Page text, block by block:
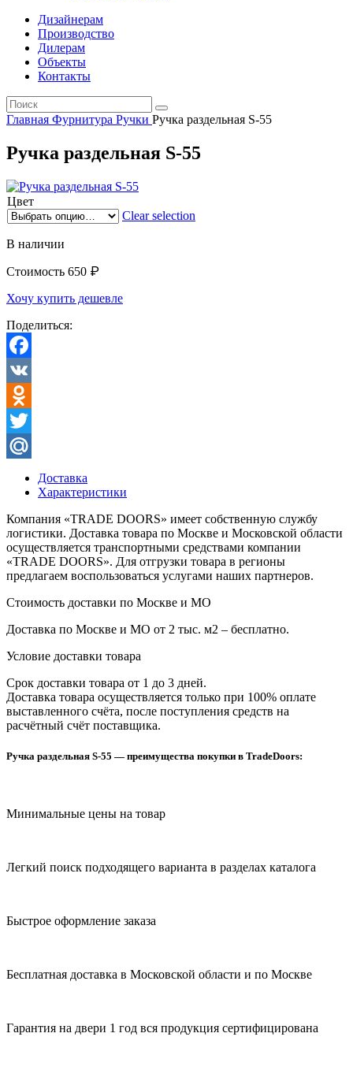
Дизайнерам
Производство
Дилерам
Объекты
Контакты
Главная Фурнитура Ручки Ручка раздельная S-55
Ручка раздельная S-55
Цвет
Clear selection
В наличии
Стоимость 650 ₽
Хочу купить дешевле
Поделиться:
Facebook
VK
Odnoklassniki
Twitter
Mail.Ru
Доставка
Характеристики
Компания «TRADE DOORS» имеет собственную службу
логистики. Доставка товара по Москве и Московской области
осуществляется транспортными средствами компании
«TRADE DOORS». Для отгрузки товара в регионы
предлагаем воспользоваться услугами наших партнеров.
Стоимость доставки по Москве и МО
Доставка по Москве и МО от 2 тыс. м2 – бесплатно.
Условие доставки товара
Срок доставки товара от 1 до 3 дней.
Доставка товара осуществляется только при 100% оплате
выставленного счёта, после поступления средств на
расчётный счёт поставщика.
Ручка раздельная S-55 — преимущества покупки в TradeDoors:
Минимальные цены на товар
Легкий поиск подходящего варианта в разделах каталога
Быстрое оформление заказа
Бесплатная доставка в Московской области и по Москве
Гарантия на двери 1 год вся продукция сертифицирована